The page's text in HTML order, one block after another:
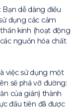
dễ dàng điều
dụng các cảm
kinh (hoạt động
nguồn hóa chất
việc sử dụng một
sẽ phá vỡ đường:
của gián) thành
đầu tiên đã được